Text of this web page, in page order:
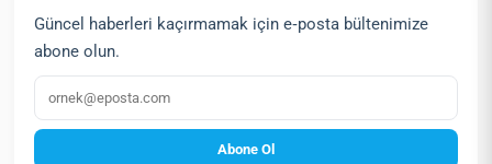
Güncel haberleri kaçırmamak için e‑posta bültenimize
abone olun.
E‑posta
Abone Ol